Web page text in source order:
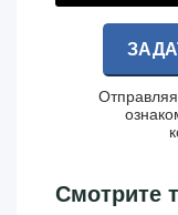
Смотрите